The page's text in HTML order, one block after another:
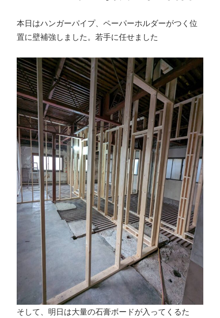
本日はハンガーパイプ、ペーパーホルダーがつく位
置に壁補強しました。若手に任せました
そして、明日は大量の石膏ボードが入ってくるた